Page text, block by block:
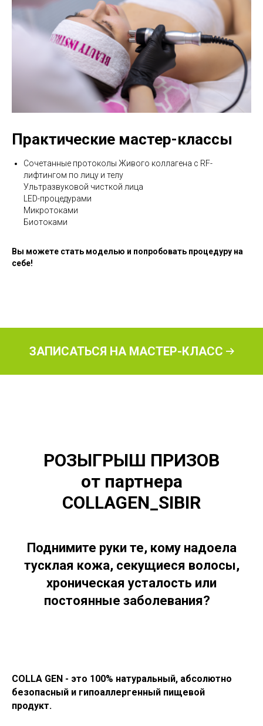
Практические мастер-классы
Сочетанные протоколы Живого коллагена с RF-
лифтингом по лицу и телу
Ультразвуковой чисткой лица
LED-процедурами
Микротоками
Биотоками
Вы можете стать моделью и попробовать процедуру на
себе!
ЗАПИСАТЬСЯ НА МАСТЕР-КЛАСС
РОЗЫГРЫШ ПРИЗОВ
от партнера
COLLAGEN_SIBIR
Поднимите руки те, кому надоела
тусклая кожа, секущиеся волосы,
хроническая усталость или
постоянные заболевания?⠀
COLLA GEN - это 100% натуральный, абсолютно
безопасный и гипоаллергенный пищевой
продукт.⠀